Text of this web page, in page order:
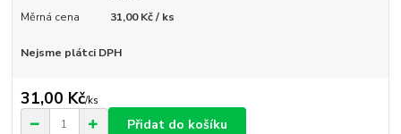
Měrná cena
31,00 Kč / ks
Nejsme plátci DPH
31,00 Kč/ks
Přidat do košíku